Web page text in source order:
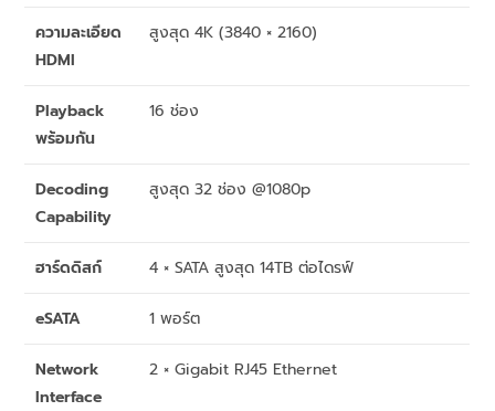
ความละเอียด
HDMI
สูงสุด 4K (3840 × 2160)
Playback
พร้อมกัน
16 ช่อง
Decoding
Capability
สูงสุด 32 ช่อง @1080p
ฮาร์ดดิสก์ 4 × SATA สูงสุด 14TB ต่อไดรฟ์
eSATA 1 พอร์ต
Network
Interface
2 × Gigabit RJ45 Ethernet